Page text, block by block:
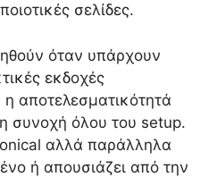
σελίδες.
όταν υπάρχουν
εκδοχές
αποτελεσματικότητά
συνοχή όλου του setup.
αλλά παράλληλα
ή απουσιάζει από την